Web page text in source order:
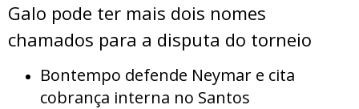
Galo pode ter mais dois nomes
chamados para a disputa do torneio
Bontempo defende Neymar e cita
cobrança interna no Santos